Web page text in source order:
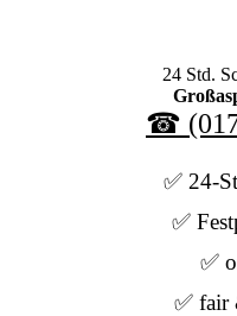
24 Std.
☎
✅ 24-
✅
✅
✅ fair